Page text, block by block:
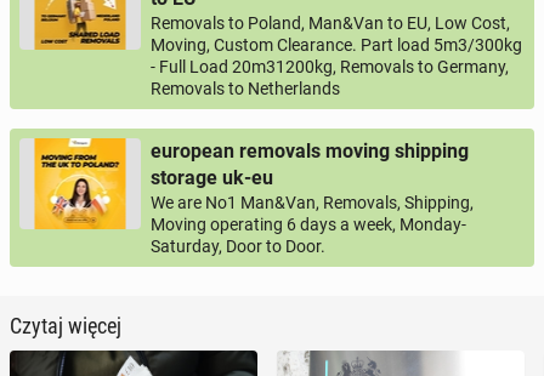
Removals to Poland, Man&Van to EU, Low Cost,
Moving, Custom Clearance. Part load 5m3/300kg
- Full Load 20m31200kg, Removals to Germany,
Removals to Netherlands
european removals moving shipping
storage uk-eu
We are No1 Man&Van, Removals, Shipping,
Moving operating 6 days a week, Monday-
Saturday, Door to Door.
Czytaj więcej